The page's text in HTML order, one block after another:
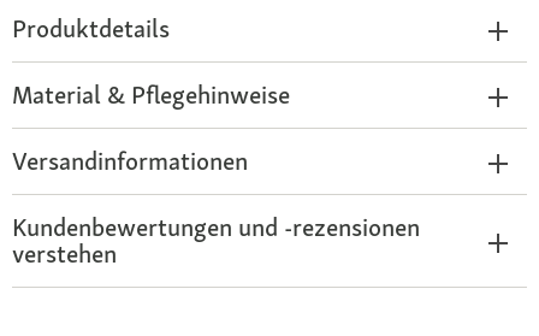
Produktdetails
Material & Pflegehinweise
Versandinformationen
Kundenbewertungen und -rezensionen
verstehen